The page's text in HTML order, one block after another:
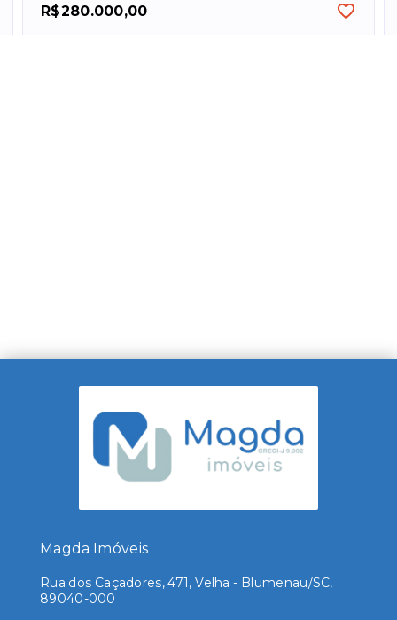
R$280.000,00
Magda Imóveis
Rua dos Caçadores, 471, Velha - Blumenau/SC,
89040-000